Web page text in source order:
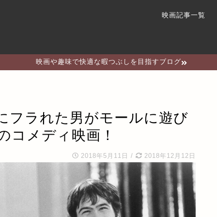
映画記事一覧
映画や趣味で快適な暇つぶしを目指すブログ
フラれた男がモールに遊び
コメディ映画！
2018年5月11日 / 2018年12月12日